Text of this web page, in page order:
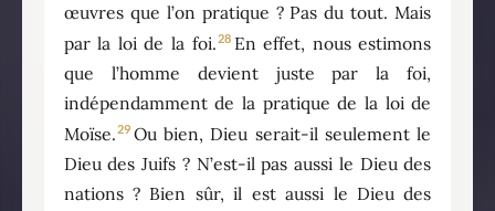
œuvres que l’on pratique ? Pas du tout. Mais
par la loi de la foi.28 En effet, nous estimons
que l’homme devient juste par la foi,
indépendamment de la pratique de la loi de
Moïse.29 Ou bien, Dieu serait-il seulement le
Dieu des Juifs ? N’est-il pas aussi le Dieu des
nations ? Bien sûr, il est aussi le Dieu des